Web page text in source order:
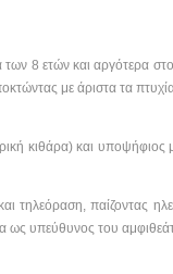
8 ετών και αργότερα
με άριστα τα
κιθάρα) και
τηλεόραση, παίζοντας
ως υπεύθυνος του